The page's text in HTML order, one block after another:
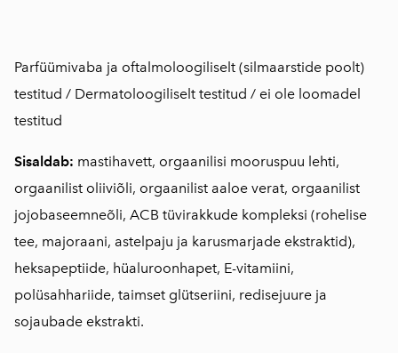
Parfüümivaba ja oftalmoloogiliselt (silmaarstide poolt)
testitud / Dermatoloogiliselt testitud / ei ole loomadel
testitud
Sisaldab: mastihavett, orgaanilisi mooruspuu lehti,
orgaanilist oliiviõli, orgaanilist aaloe verat, orgaanilist
jojobaseemneõli, ACB tüvirakkude kompleksi (rohelise
tee, majoraani, astelpaju ja karusmarjade ekstraktid),
heksapeptiide, hüaluroonhapet, E-vitamiini,
polüsahhariide, taimset glütseriini, redisejuure ja
sojaubade ekstrakti.